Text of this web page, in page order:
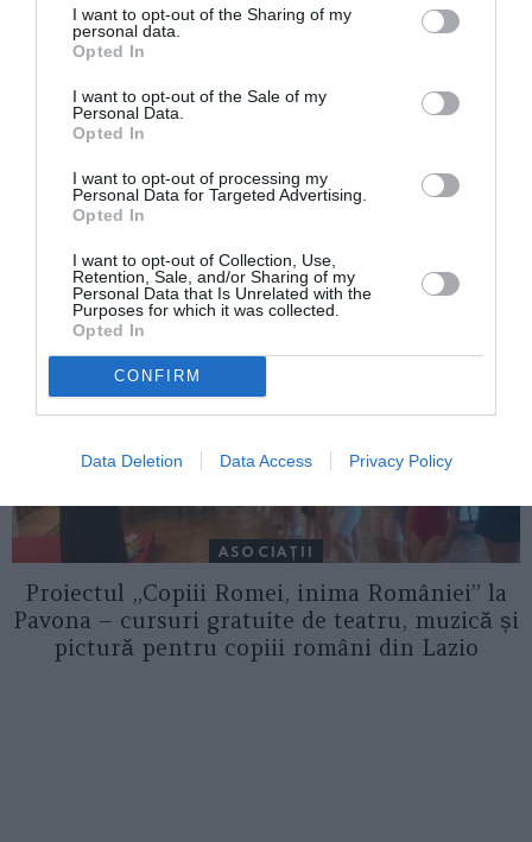
I want to opt-out of the Sharing of my
personal data.
Opted In
I want to opt-out of the Sale of my
Personal Data.
Opted In
I want to opt-out of processing my
Personal Data for Targeted Advertising.
Opted In
I want to opt-out of Collection, Use,
Retention, Sale, and/or Sharing of my
Personal Data that Is Unrelated with the
Purposes for which it was collected.
Opted In
CONFIRM
Data Deletion Data Access Privacy Policy
Concursul Miss Badante 2026: informații
despre înscrieri și participare
ASOCIAŢII
Proiectul „Copiii Romei, inima României” la
Pavona – cursuri gratuite de teatru, muzică și
pictură pentru copiii români din Lazio